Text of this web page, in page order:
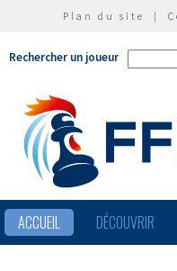
Plan du site |
Rechercher un joueur
ACCUEIL DÉCOUVRIR